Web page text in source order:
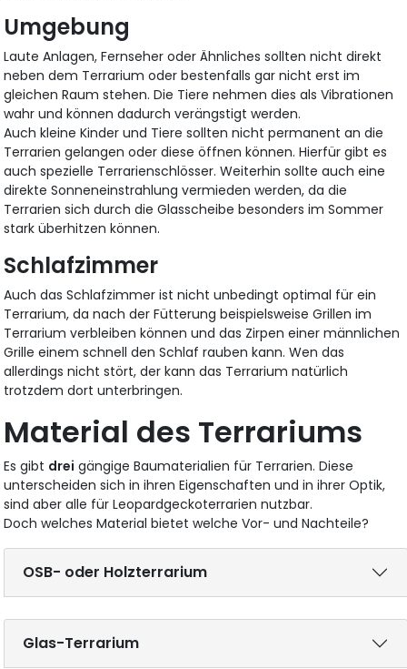
Umgebung
Laute Anlagen, Fernseher oder Ähnliches sollten nicht direkt
neben dem Terrarium oder bestenfalls gar nicht erst im
gleichen Raum stehen. Die Tiere nehmen dies als Vibrationen
wahr und können dadurch verängstigt werden.
Auch kleine Kinder und Tiere sollten nicht permanent an die
Terrarien gelangen oder diese öffnen können. Hierfür gibt es
auch spezielle Terrarienschlösser. Weiterhin sollte auch eine
direkte Sonneneinstrahlung vermieden werden, da die
Terrarien sich durch die Glasscheibe besonders im Sommer
stark überhitzen können.
Schlafzimmer
Auch das Schlafzimmer ist nicht unbedingt optimal für ein
Terrarium, da nach der Fütterung beispielsweise Grillen im
Terrarium verbleiben können und das Zirpen einer männlichen
Grille einem schnell den Schlaf rauben kann. Wen das
allerdings nicht stört, der kann das Terrarium natürlich
trotzdem dort unterbringen.
Material des Terrariums
Es gibt drei gängige Baumaterialien für Terrarien. Diese
unterscheiden sich in ihren Eigenschaften und in ihrer Optik,
sind aber alle für Leopardgeckoterrarien nutzbar.
Doch welches Material bietet welche Vor- und Nachteile?
OSB- oder Holzterrarium
Glas-Terrarium